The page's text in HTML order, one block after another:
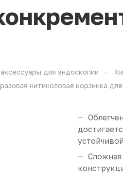
для эндоскопии —
нитиноловая корзинка
Сложная